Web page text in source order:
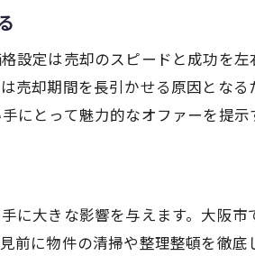
設定は売却のスピードと成功を
売却期間を長引かせる原因とな
にとって魅力的なオファーを提示
に大きな影響を与えます。大阪
前に物件の清掃や整理整頓を徹